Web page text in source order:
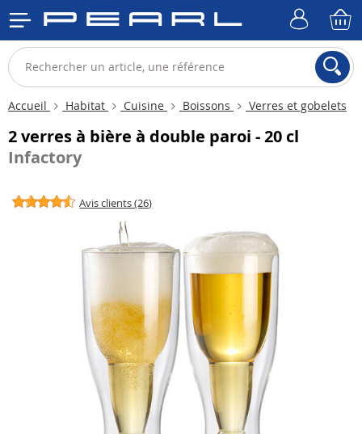
Accueil Habitat Cuisine Boissons Verres et gobelets
2 verres à bière à double paroi - 20 cl
Infactory
Avis clients (26)